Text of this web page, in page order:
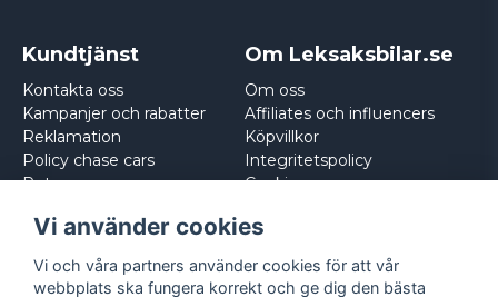
Kundtjänst
Kontakta oss
Kampanjer och rabatter
Reklamation
Policy chase cars
Returnera
Om Leksaksbilar.se
Om oss
Affiliates och influencers
Köpvillkor
Integritetspolicy
Cookies
Vi använder cookies
Vi och våra partners använder cookies för att vår
webbplats ska fungera korrekt och ge dig den bästa